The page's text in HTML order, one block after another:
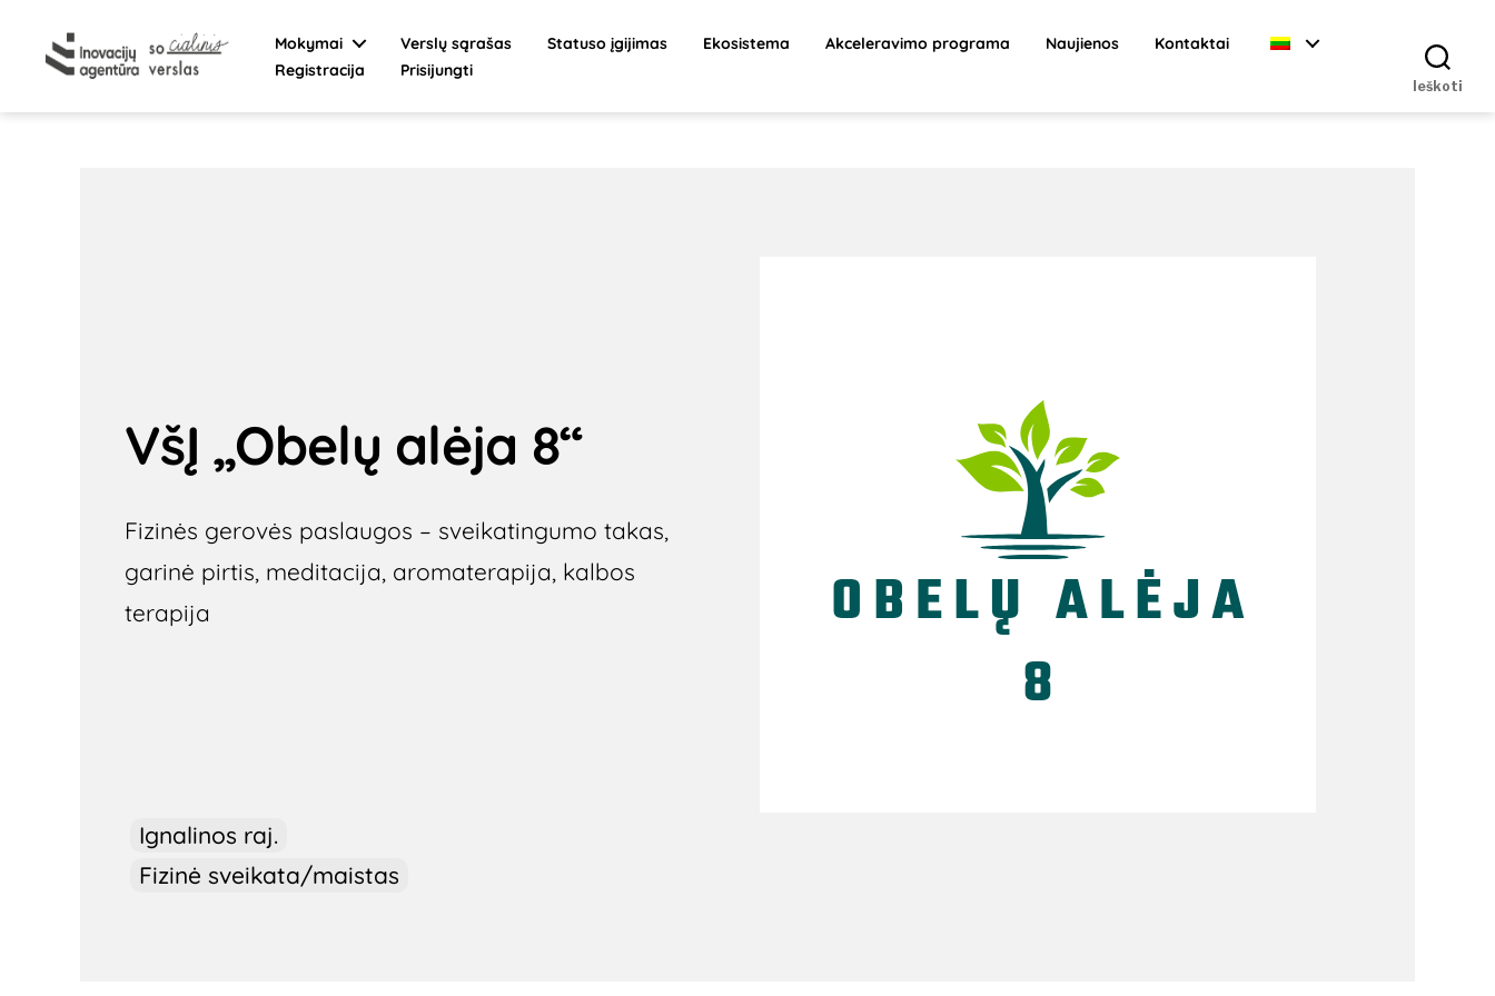
verslas
Mokymai Verslų sąrašas Statuso įgijimas Ekosistema Akceleravimo programa Naujienos
Kontaktai
Registracija
Prisijungti
Ieškoti
Ignalinos raj.
Fizinė sveikata/maistas
VšĮ „Obelų alėja 8“
Fizinės gerovės paslaugos – sveikatingumo takas,
garinė pirtis, meditacija, aromaterapija, kalbos
terapija